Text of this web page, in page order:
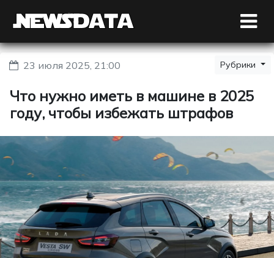
23 июля 2025, 21:00 Рубрики
Что нужно иметь в машине в 2025
году, чтобы избежать штрафов